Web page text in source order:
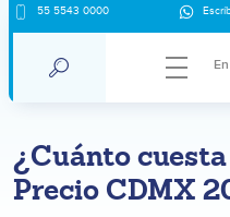
55 5543 0000
En
¿Cuánto
Precio CDMX